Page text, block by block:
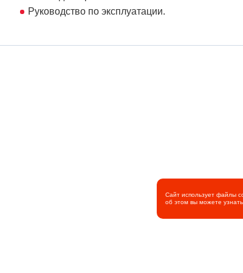
Руководство по эксплуатации.
Сайт использует файлы
об этом вы можете